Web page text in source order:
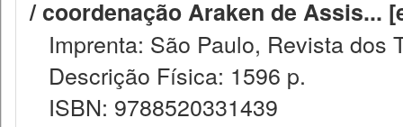
/ coordenação Araken de Assis...
Imprenta: São Paulo, Revista dos
Descrição Física: 1596 p.
ISBN: 9788520331439